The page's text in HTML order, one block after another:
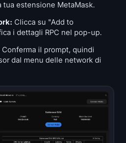
Accedi
tua estensione MetaMask.
Clicca su "Add to
i dettagli RPC nel pop-up.
Conferma il prompt, quindi
dal menu delle network di